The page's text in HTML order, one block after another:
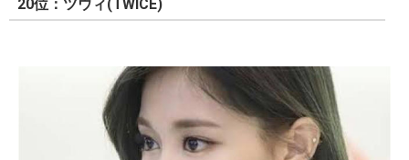
20位：ツウィ(TWICE)